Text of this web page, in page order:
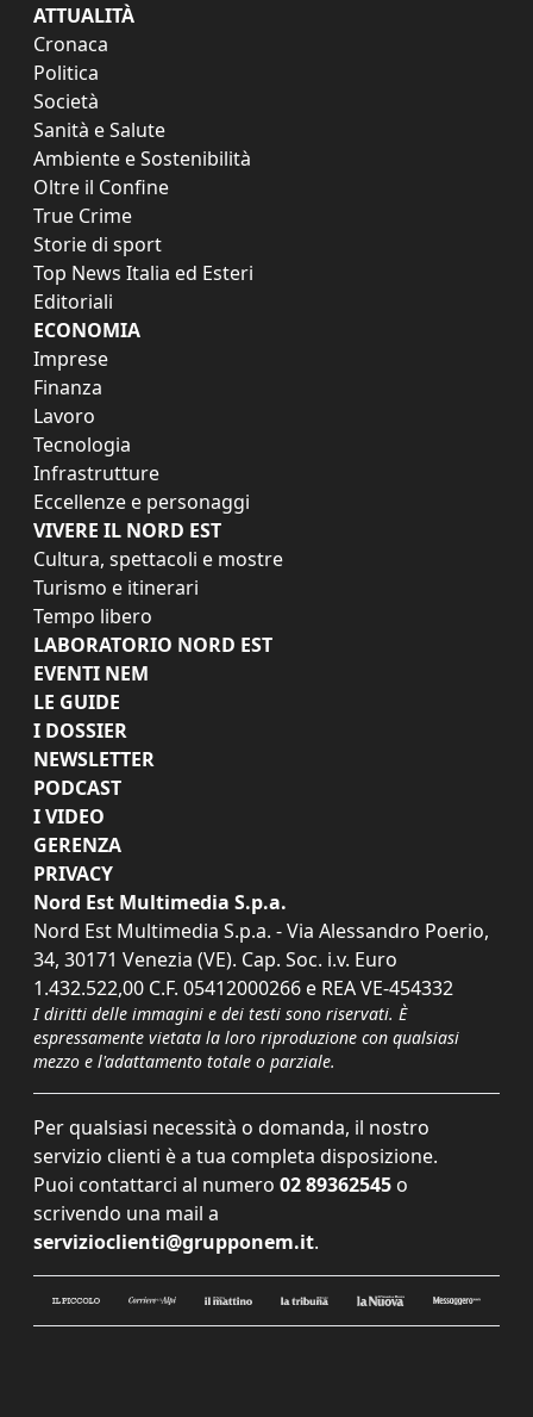
ATTUALITÀ
Cronaca
Politica
Società
Sanità e Salute
Ambiente e Sostenibilità
Oltre il Confine
True Crime
Storie di sport
Top News Italia ed Esteri
Editoriali
ECONOMIA
Imprese
Finanza
Lavoro
Tecnologia
Infrastrutture
Eccellenze e personaggi
VIVERE IL NORD EST
Cultura, spettacoli e mostre
Turismo e itinerari
Tempo libero
LABORATORIO NORD EST
EVENTI NEM
LE GUIDE
I DOSSIER
NEWSLETTER
PODCAST
I VIDEO
GERENZA
PRIVACY
Nord Est Multimedia S.p.a.
Nord Est Multimedia S.p.a. - Via Alessandro Poerio,
34, 30171 Venezia (VE). Cap. Soc. i.v. Euro
1.432.522,00 C.F. 05412000266 e REA VE-454332
I diritti delle immagini e dei testi sono riservati. È
espressamente vietata la loro riproduzione con qualsiasi
mezzo e l'adattamento totale o parziale.
Per qualsiasi necessità o domanda, il nostro
servizio clienti è a tua completa disposizione.
Puoi contattarci al numero 02 89362545 o
scrivendo una mail a
servizioclienti@grupponem.it.